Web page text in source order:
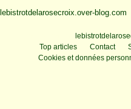
lebistrotdelarosecroix.over-blog.com
Top articles
Contact
Cookies et données